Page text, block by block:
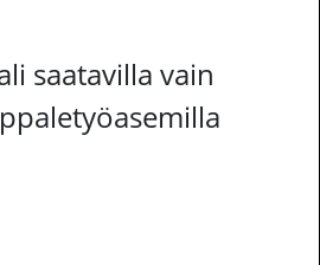
saatavilla vain